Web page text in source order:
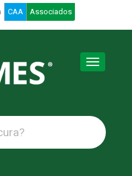
CAA Associados
Toggle